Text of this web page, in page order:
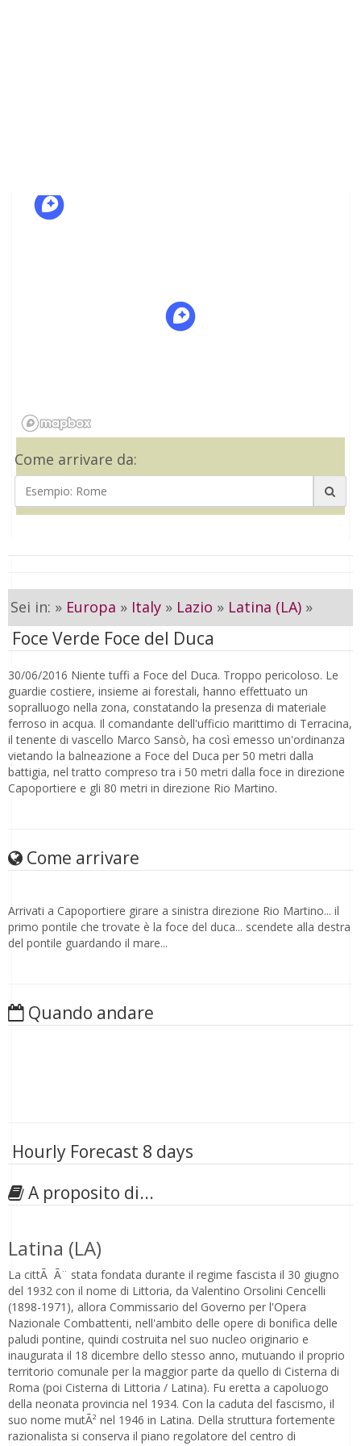
Come arrivare da:
Sei in: » Europa » Italy » Lazio » Latina (LA) »
Foce Verde Foce del Duca
30/06/2016 Niente tuffi a Foce del Duca. Troppo pericoloso. Le
guardie costiere, insieme ai forestali, hanno effettuato un
sopralluogo nella zona, constatando la presenza di materiale
ferroso in acqua. Il comandante dell'ufficio marittimo di Terracina,
il tenente di vascello Marco Sansò, ha così emesso un'ordinanza
vietando la balneazione a Foce del Duca per 50 metri dalla
battigia, nel tratto compreso tra i 50 metri dalla foce in direzione
Capoportiere e gli 80 metri in direzione Rio Martino.
Come arrivare
Arrivati a Capoportiere girare a sinistra direzione Rio Martino... il
primo pontile che trovate è la foce del duca... scendete alla destra
del pontile guardando il mare...
Quando andare
Hourly Forecast 8 days
A proposito di...
Latina (LA)
La cittÃ Ã¨ stata fondata durante il regime fascista il 30 giugno
del 1932 con il nome di Littoria, da Valentino Orsolini Cencelli
(1898-1971), allora Commissario del Governo per l'Opera
Nazionale Combattenti, nell'ambito delle opere di bonifica delle
paludi pontine, quindi costruita nel suo nucleo originario e
inaugurata il 18 dicembre dello stesso anno, mutuando il proprio
territorio comunale per la maggior parte da quello di Cisterna di
Roma (poi Cisterna di Littoria / Latina). Fu eretta a capoluogo
della neonata provincia nel 1934. Con la caduta del fascismo, il
suo nome mutÃ² nel 1946 in Latina. Della struttura fortemente
razionalista si conserva il piano regolatore del centro di